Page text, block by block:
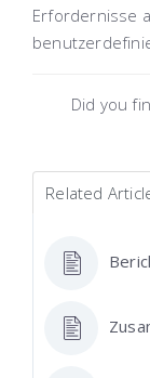
Erfordernisse
Did you
Related